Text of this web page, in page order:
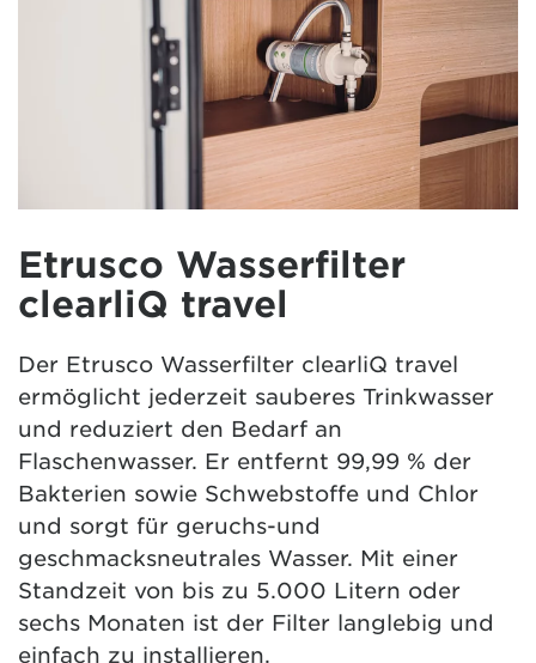
Etrusco Wasserfilter
clearliQ travel
Der Etrusco Wasserfilter clearliQ travel
ermöglicht jederzeit sauberes Trinkwasser
und reduziert den Bedarf an
Flaschenwasser. Er entfernt 99,99 % der
Bakterien sowie Schwebstoffe und Chlor
und sorgt für geruchs-und
geschmacksneutrales Wasser. Mit einer
Standzeit von bis zu 5.000 Litern oder
sechs Monaten ist der Filter langlebig und
einfach zu installieren.